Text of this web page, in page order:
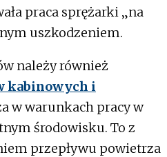
praca sprężarki „na
uszkodzeniem.
należy również
kabinowych i
w warunkach pracy w
środowisku. To z
przepływu powietrza